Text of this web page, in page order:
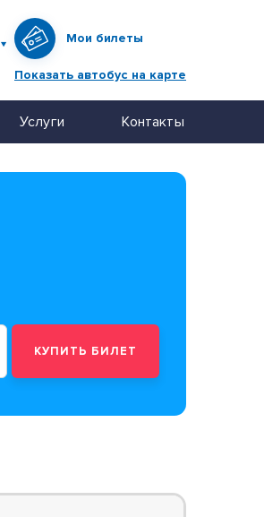
Мои билеты
Показать автобус на карте
Услуги Контакты